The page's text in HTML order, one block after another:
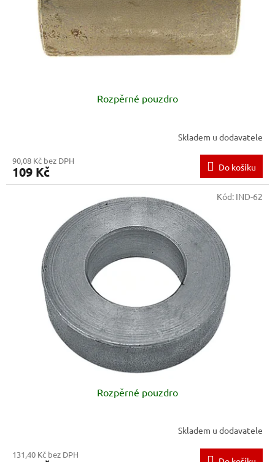
Rozpěrné pouzdro
Skladem u dodavatele
90,08 Kč bez DPH
109 Kč Do košíku
Rozpěrné pouzdro
Skladem u dodavatele
131,40 Kč bez DPH
Kód: IND-62